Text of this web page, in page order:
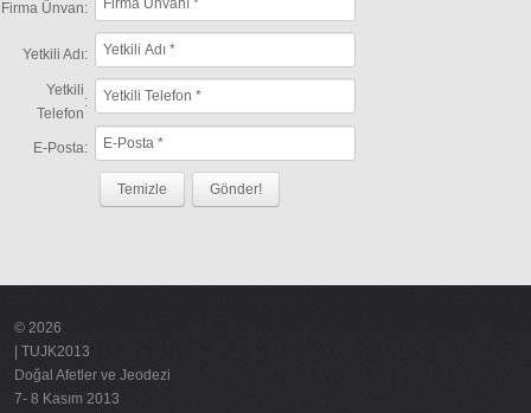
Reklam
Firma Ünvan:
Yetkili Adı:
Yetkili
Telefon
:
E-Posta:
© 2026
| TUJK2013
Doğal Afetler ve Jeodezi
7- 8 Kasım 2013